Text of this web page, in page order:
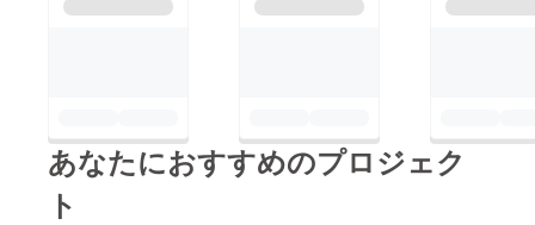
あなたにおすすめのプロジェク
ト